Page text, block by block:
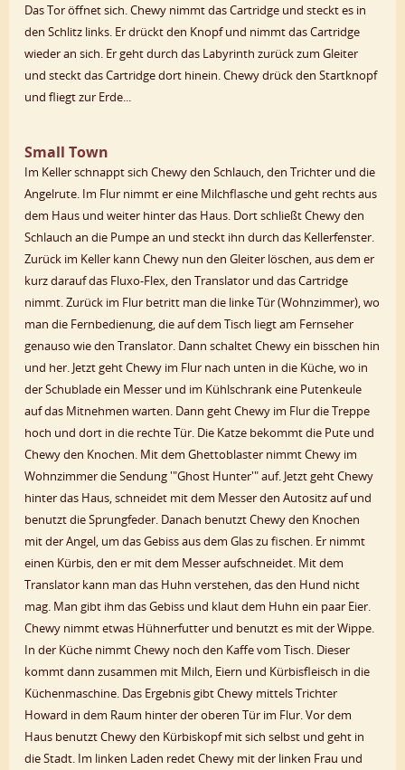
Das Tor öffnet sich. Chewy nimmt das Cartridge und steckt es in
den Schlitz links. Er drückt den Knopf und nimmt das Cartridge
wieder an sich. Er geht durch das Labyrinth zurück zum Gleiter
und steckt das Cartridge dort hinein. Chewy drück den Startknopf
und fliegt zur Erde...
Small Town
Im Keller schnappt sich Chewy den Schlauch, den Trichter und die
Angelrute. Im Flur nimmt er eine Milchflasche und geht rechts aus
dem Haus und weiter hinter das Haus. Dort schließt Chewy den
Schlauch an die Pumpe an und steckt ihn durch das Kellerfenster.
Zurück im Keller kann Chewy nun den Gleiter löschen, aus dem er
kurz darauf das Fluxo-Flex, den Translator und das Cartridge
nimmt. Zurück im Flur betritt man die linke Tür (Wohnzimmer), wo
man die Fernbedienung, die auf dem Tisch liegt am Fernseher
genauso wie den Translator. Dann schaltet Chewy ein bisschen hin
und her. Jetzt geht Chewy im Flur nach unten in die Küche, wo in
der Schublade ein Messer und im Kühlschrank eine Putenkeule
auf das Mitnehmen warten. Dann geht Chewy im Flur die Treppe
hoch und dort in die rechte Tür. Die Katze bekommt die Pute und
Chewy den Knochen. Mit dem Ghettoblaster nimmt Chewy im
Wohnzimmer die Sendung '"Ghost Hunter'" auf. Jetzt geht Chewy
hinter das Haus, schneidet mit dem Messer den Autositz auf und
benutzt die Sprungfeder. Danach benutzt Chewy den Knochen
mit der Angel, um das Gebiss aus dem Glas zu fischen. Er nimmt
einen Kürbis, den er mit dem Messer aufschneidet. Mit dem
Translator kann man das Huhn verstehen, das den Hund nicht
mag. Man gibt ihm das Gebiss und klaut dem Huhn ein paar Eier.
Chewy nimmt etwas Hühnerfutter und benutzt es mit der Wippe.
In der Küche nimmt Chewy noch den Kaffe vom Tisch. Dieser
kommt dann zusammen mit Milch, Eiern und Kürbisfleisch in die
Küchenmaschine. Das Ergebnis gibt Chewy mittels Trichter
Howard in dem Raum hinter der oberen Tür im Flur. Vor dem
Haus benutzt Chewy den Kürbiskopf mit sich selbst und geht in
die Stadt. Im linken Laden redet Chewy mit der linken Frau und